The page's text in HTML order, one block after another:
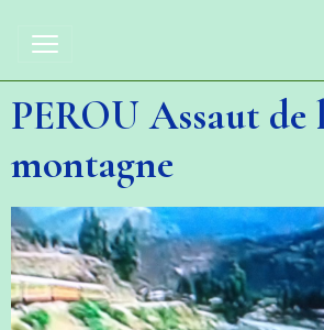
PEROU Assaut de
montagne